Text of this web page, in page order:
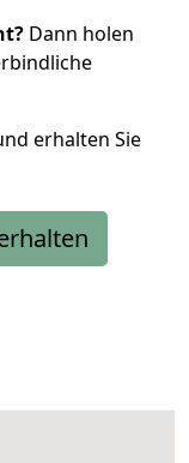
Dann holen
erhalten Sie